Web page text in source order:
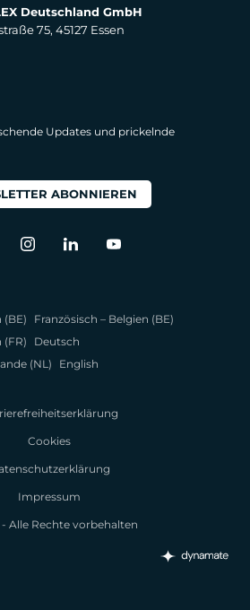
Deutschland GmbH
75, 45127 Essen
Updates und prickelnde
ABONNIEREN
(BE)
Französisch – Belgien (BE)
(FR)
Deutsch
(NL)
English
Cookies
Impressum
Alle Rechte vorbehalten